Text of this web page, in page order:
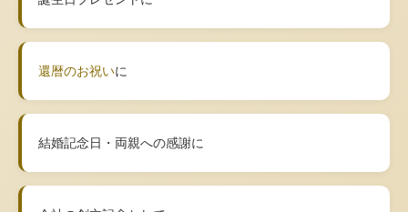
還暦のお祝いに
結婚記念日・両親への感謝に